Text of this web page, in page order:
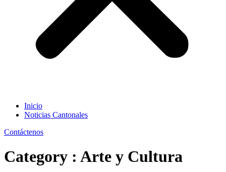
Inicio
Noticias Cantonales
Contáctenos
Category : Arte y Cultura